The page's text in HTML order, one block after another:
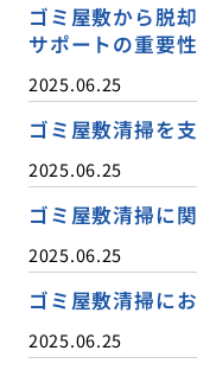
ゴミ屋敷から脱
サポートの重要性
2025.06.25
ゴミ屋敷清掃を
2025.06.25
ゴミ屋敷清掃に
2025.06.25
ゴミ屋敷清掃に
2025.06.25